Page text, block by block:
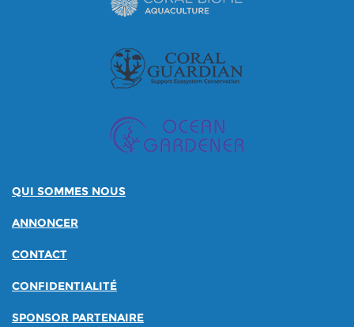
QUI SOMMES NOUS
ANNONCER
CONTACT
CONFIDENTIALITÉ
SPONSOR PARTENAIRE